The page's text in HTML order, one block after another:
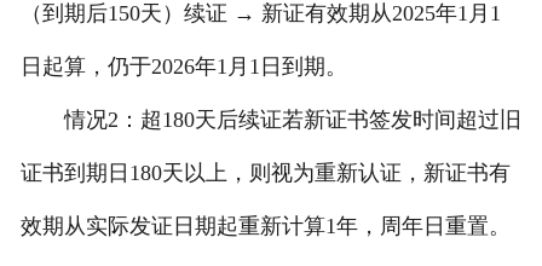
（到期后150天）续证 → 新证有效期从2025年1月1
日起算，仍于2026年1月1日到期。
情况2：超180天后续证若新证书签发时间超过旧
证书到期日180天以上，则视为重新认证，新证书有
效期从实际发证日期起重新计算1年，周年日重置。